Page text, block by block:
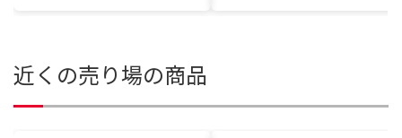
近くの売り場の商品